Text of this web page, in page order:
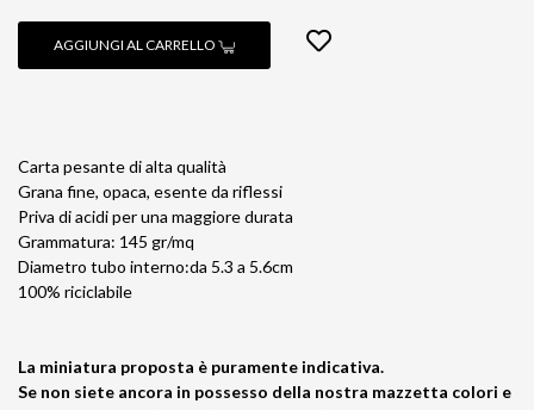
AGGIUNGI AL CARRELLO
Carta pesante di alta qualità
Grana fine, opaca, esente da riflessi
Priva di acidi per una maggiore durata
Grammatura: 145 gr/mq
Diametro tubo interno:da 5.3 a 5.6cm
100% riciclabile
La miniatura proposta è puramente indicativa.
Se non siete ancora in possesso della nostra mazzetta colori e